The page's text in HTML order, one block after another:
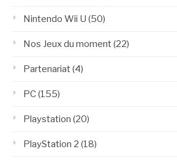
Nintendo Wii U (50)
Nos Jeux du moment(22)
Partenariat(4)
PC(155)
Playstation (20)
PlayStation 2 (18)